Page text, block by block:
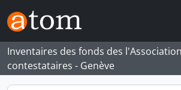
Skip to main content
Inventaires des fonds des
contestataires - Genève